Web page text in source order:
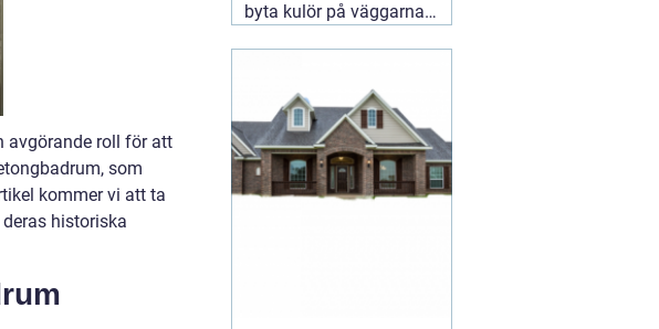
avgörande roll för att
som
kommer vi att ta
historiska
byta kulör på väggarna.
slitage och fukt, lyfter
helhetsintrycket och kan
till och med höja värdet
på bostaden. När någon
letar efter01 augusti